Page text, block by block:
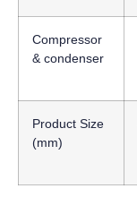
Compressor
& condenser
Product Size
(mm)